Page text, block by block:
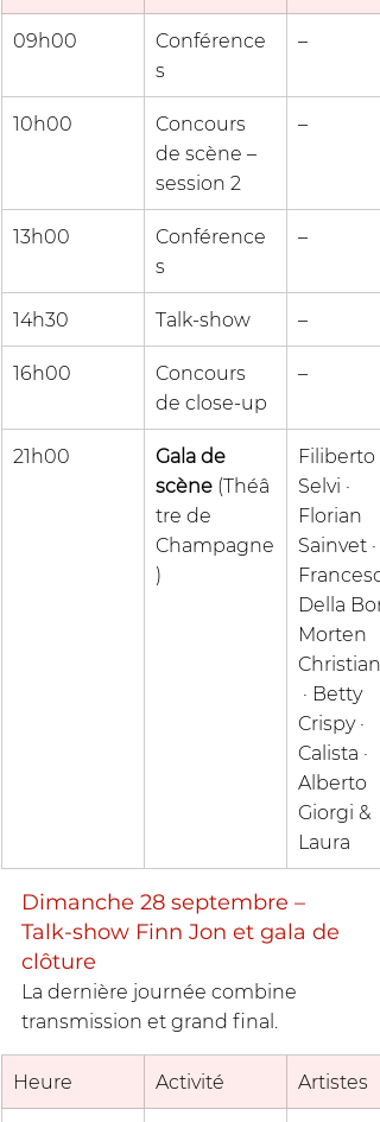
09h00
Conférence
s
–
10h00
Concours
de scène –
session 2
–
13h00
Conférence
s
–
14h30 Talk-show –
16h00
Concours
de close-up
–
21h00
Gala de
scène (Théâ
tre de
Champagne
)
Filiberto
Selvi ·
Florian
Sainvet ·
Della
Morten
· Betty
Crispy ·
Calista ·
Alberto
Giorgi &
Laura
Dimanche 28 septembre –
Talk-show Finn Jon et gala de
clôture
La dernière journée combine
transmission et grand final.
Heure Activité Artistes